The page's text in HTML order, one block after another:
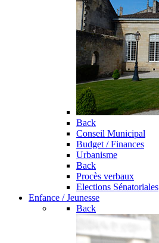
Back
Conseil Municipal
Budget / Finances
Urbanisme
Back
Procès verbaux
Elections Sénatoriales
Enfance / Jeunesse
Back